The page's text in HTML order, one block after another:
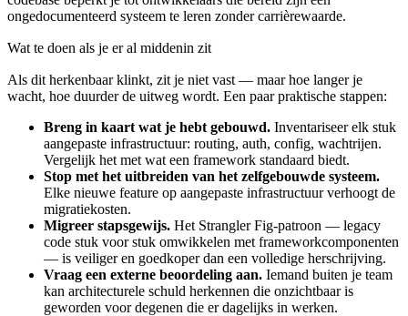
ongedocumenteerd systeem te leren zonder carrièrewaarde.
Wat te doen als je er al middenin zit
Als dit herkenbaar klinkt, zit je niet vast — maar hoe langer je
wacht, hoe duurder de uitweg wordt. Een paar praktische stappen:
Breng in kaart wat je hebt gebouwd. Inventariseer elk stuk
aangepaste infrastructuur: routing, auth, config, wachtrijen.
Vergelijk het met wat een framework standaard biedt.
Stop met het uitbreiden van het zelfgebouwde systeem.
Elke nieuwe feature op aangepaste infrastructuur verhoogt de
migratiekosten.
Migreer stapsgewijs. Het Strangler Fig-patroon — legacy
code stuk voor stuk omwikkelen met frameworkcomponenten
— is veiliger en goedkoper dan een volledige herschrijving.
Vraag een externe beoordeling aan. Iemand buiten je team
kan architecturele schuld herkennen die onzichtbaar is
geworden voor degenen die er dagelijks in werken.